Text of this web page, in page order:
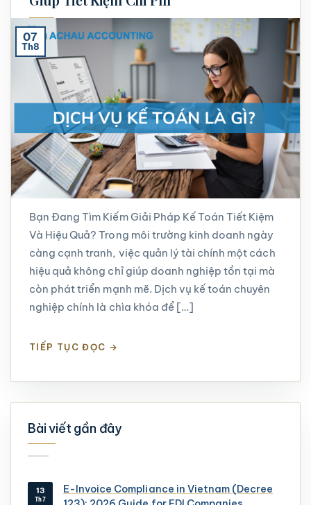
07
Th8
Bạn Đang Tìm Kiếm Giải Pháp Kế Toán Tiết Kiệm
Và Hiệu Quả? Trong môi trường kinh doanh ngày
càng cạnh tranh, việc quản lý tài chính một cách
hiệu quả không chỉ giúp doanh nghiệp tồn tại mà
còn phát triển mạnh mẽ. Dịch vụ kế toán chuyên
nghiệp chính là chìa khóa để […]
TIẾP TỤC ĐỌC →
Bài viết gần đây
13
Th7
E-Invoice Compliance in Vietnam (Decree